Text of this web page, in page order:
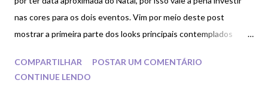
nas cores para os dois eventos. Vim por meio deste post
mostrar a primeira parte dos looks principais contemplados
COMPARTILHAR
POSTAR UM COMENTÁRIO
CONTINUE LENDO